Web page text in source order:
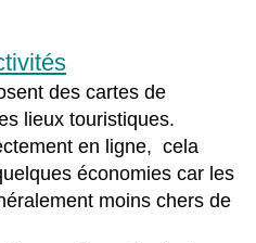
des cartes de
lieux touristiques.
en ligne, cela
économies car les
moins chers de